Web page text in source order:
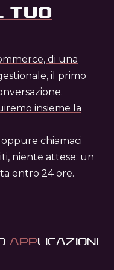
TUO
di una
il primo
insieme la
chiamaci
niente attese: un
entro 24 ore.
APPLICAZIONI